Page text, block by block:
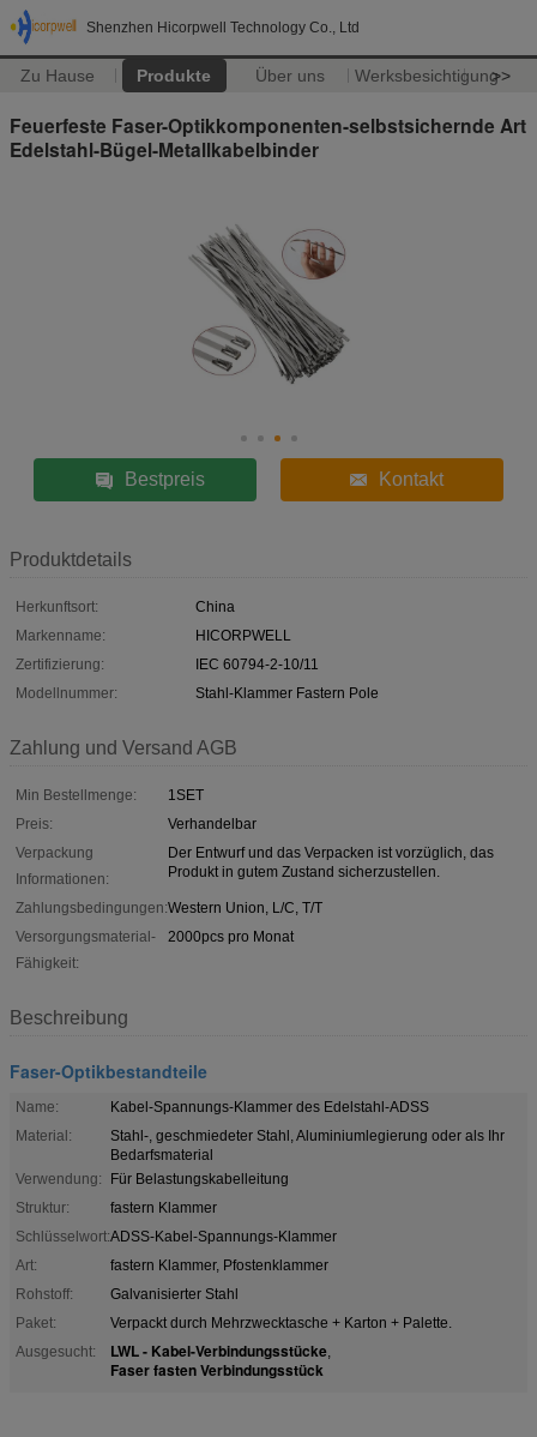
Shenzhen Hicorpwell Technology Co., Ltd
Zu Hause Produkte Über uns Werksbesichtigung>>
Feuerfeste Faser-Optikkomponenten-selbstsichernde Art
Edelstahl-Bügel-Metallkabelbinder
Bestpreis Kontakt
Produktdetails
Herkunftsort:
China
Markenname:
HICORPWELL
Zertifizierung:
IEC 60794-2-10/11
Modellnummer:
Stahl-Klammer Fastern Pole
Zahlung und Versand AGB
Min Bestellmenge:
1SET
Preis:
Verhandelbar
Verpackung
Informationen:
Der Entwurf und das Verpacken ist vorzüglich, das
Produkt in gutem Zustand sicherzustellen.
Zahlungsbedingungen:Western Union, L/C, T/T
Versorgungsmaterial-
Fähigkeit:
2000pcs pro Monat
Beschreibung
Faser-Optikbestandteile
Name:
Kabel-Spannungs-Klammer des Edelstahl-ADSS
Material:
Stahl-, geschmiedeter Stahl, Aluminiumlegierung oder als Ihr
Bedarfsmaterial
Verwendung:
Für Belastungskabelleitung
Struktur:
fastern Klammer
Schlüsselwort:ADSS-Kabel-Spannungs-Klammer
Art:
fastern Klammer, Pfostenklammer
Rohstoff:
Galvanisierter Stahl
Paket:
Verpackt durch Mehrzwecktasche + Karton + Palette.
Ausgesucht:
LWL - Kabel-Verbindungsstücke,
Faser fasten Verbindungsstück